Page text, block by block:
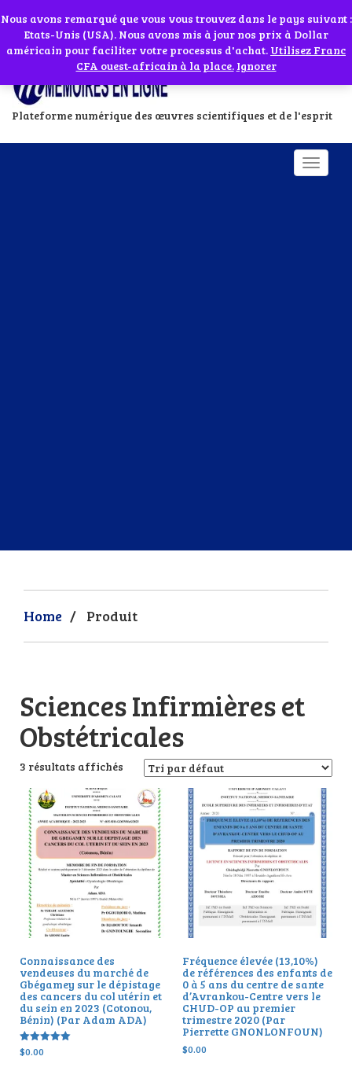
Abonnes toi à notre chaîne WhatsApp en cliquant sur l'icône en face
Plateforme numérique des œuvres scientifiques et de l'esprit
Home / Produit
Sciences Infirmières et
Obstétricales
3 résultats affichés
Connaissance des
vendeuses du marché de
Gbégamey sur le dépistage
des cancers du col utérin et
du sein en 2023 (Cotonou,
Bénin) (Par Adam ADA)
Note
5.00
$0.00
Fréquence élevée (13,10%)
de références des enfants de
0 à 5 ans du centre de sante
d’Avrankou-Centre vers le
CHUD-OP au premier
trimestre 2020 (Par
Pierrette GNONLONFOUN)
$0.00
Si vous avez besoin d'assistance Contactez-nous par WhatsApp au
+229 01 95 33 60 26Ignorer
Nous avons remarqué que vous vous trouvez dans le pays suivant :
Etats-Unis (USA). Nous avons mis à jour nos prix à Dollar
américain pour faciliter votre processus d'achat. Utilisez Franc
CFA ouest-africain à la place. Ignorer